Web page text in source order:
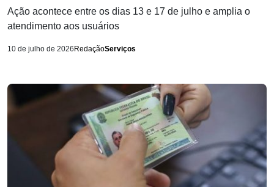
Ação acontece entre os dias 13 e 17 de julho e amplia o
atendimento aos usuários
10 de julho de 2026 RedaçãoServiços